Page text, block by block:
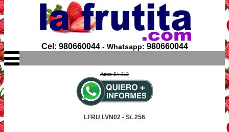
Cel: 980660044- Whatsapp: 980660044
Antes S/. 313
LFRU LVN02 - S/. 256